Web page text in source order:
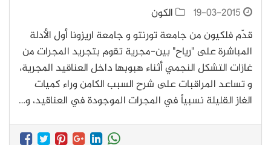
19-03-2015
الكون
قدّم فلكيون من جامعة تورنتو و جامعة اريزونا أول الأدلة
المباشرة على "رياح" بين-مجرية تقوم بتجريد المجرات من
غازات التشكل النجمي أثناء هبوبها داخل العناقيد المجرية،
و تساعد المراقبات على شرح السبب الكامن وراء كميات
الغاز القليلة نسبياً في المجرات الموجودة في العناقيد، و…